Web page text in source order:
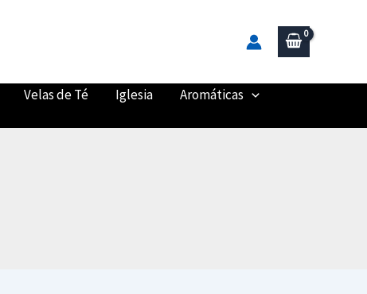
Velas de Té Iglesia
Aromáticas